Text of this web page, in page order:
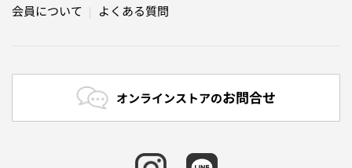
会員について
よくある質問
オンラインストアのお問合せ